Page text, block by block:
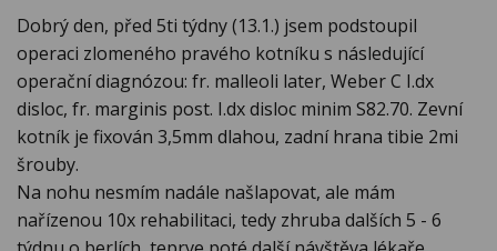
Dobrý den, před 5ti týdny (13.1.) jsem podstoupil
operaci zlomeného pravého kotníku s následující
operační diagnózou: fr. malleoli later, Weber C I.dx
disloc, fr. marginis post. I.dx disloc minim S82.70. Zevní
kotník je fixován 3,5mm dlahou, zadní hrana tibie 2mi
šrouby.
Na nohu nesmím nadále našlapovat, ale mám
nařízenou 10x rehabilitaci, tedy zhruba dalších 5 - 6